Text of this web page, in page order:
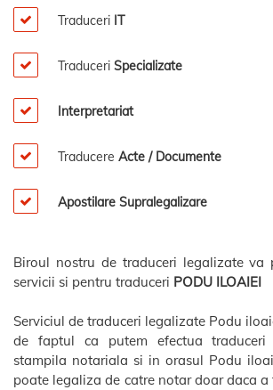
Traduceri IT
Traduceri Specializate
Interpretariat
Traducere Acte / Documente
Apostilare Supralegalizare
Biroul nostru de traduceri legalizate va
servicii si pentru traduceri PODU ILOAIEI
Serviciul de traduceri legalizate Podu
de faptul ca putem efectua traduceri
stampila notariala si in orasul Podu
poate legaliza de catre notar doar daca